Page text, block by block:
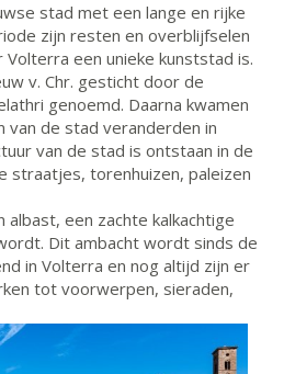
stad met een lange en rijke
zijn resten en overblijfselen
een unieke kunststad is.
v. Chr. gesticht door de
genoemd. Daarna kwamen
van de stad veranderden in
van de stad is ontstaan in de
straatjes, torenhuizen, paleizen
een zachte kalkachtige
Dit ambacht wordt sinds de
in Volterra en nog altijd zijn er
tot voorwerpen, sieraden,